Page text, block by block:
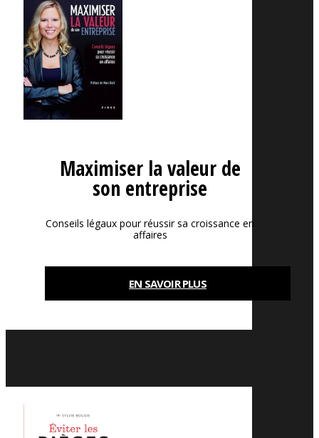
Maximiser la valeur de
son entreprise
Conseils légaux pour réussir sa croissance en
affaires
EN SAVOIR PLUS